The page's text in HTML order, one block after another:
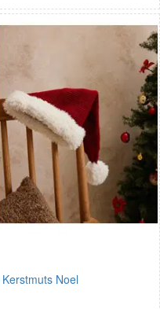
Kerstmuts Noel